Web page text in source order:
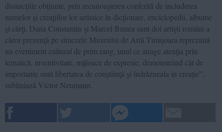
distincţiile obţinute, prin recunoaşterea conferită de includerea
numelor şi creaţiilor lor artistice în dicţionare, enciclopedii, albume
şi cărţi, Dana Constantin şi Marcel Bunea sunt doi artişti români a
căror prezenţă pe simezele Muzeului de Artă Timişoara reprezintă
un eveniment cultural de prim rang, unul ce atrage atenţia prin
tematică, inventivitate, mijloace de expresie, demonstrând cât de
importante sunt libertatea de conştiinţă şi îndrăzneala în creaţie”,
subliniază Victor Neumann.